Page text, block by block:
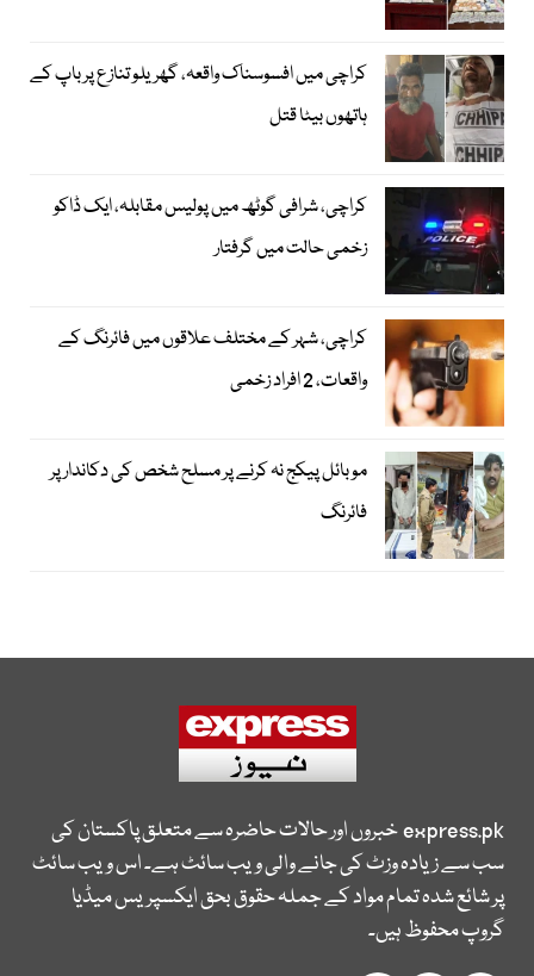
کراچی میں افسوسناک واقعہ، گھریلو تنازع پر باپ کے
ہاتھوں بیٹا قتل
کراچی، شرافی گوٹھ میں پولیس مقابلہ، ایک ڈاکو
زخمی حالت میں گرفتار
کراچی، شہر کے مختلف علاقوں میں فائرنگ کے
واقعات، 2 افراد زخمی
موبائل پیکج نہ کرنے پر مسلح شخص کی دکاندار پر
فائرنگ
express.pkخبروں اور حالات حاضرہ سے متعلق پاکستان کی
سب سے زیادہ وزٹ کی جانے والی ویب سائٹ ہے۔ اس ویب سائٹ
پر شائع شدہ تمام مواد کے جملہ حقوق بحق ایکسپریس میڈیا
گروپ محفوظ ہیں۔